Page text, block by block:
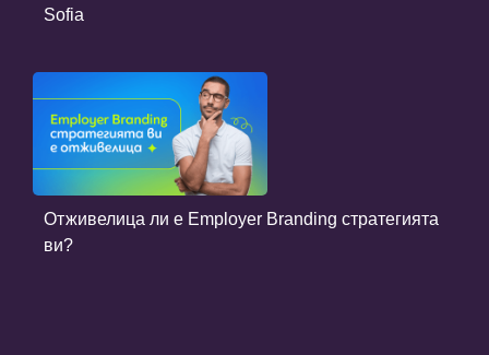
Sofia
Отживелица ли е Employer Branding стратегията
ви?